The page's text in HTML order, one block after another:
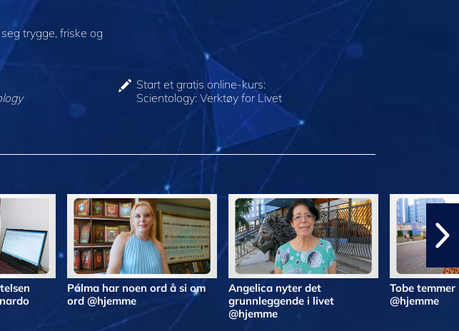
trygge, friske og
Start et gratis online-kurs:
Scientology: Verktøy for Livet
Pálma har noen ord å si om
ord @hjemme
Angelica nyter det
grunnleggende i livet
@hjemme
Tobe
@hjemme